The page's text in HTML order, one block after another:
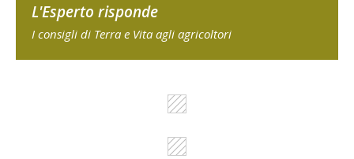
L'Esperto risponde
I consigli di Terra e Vita agli agricoltori